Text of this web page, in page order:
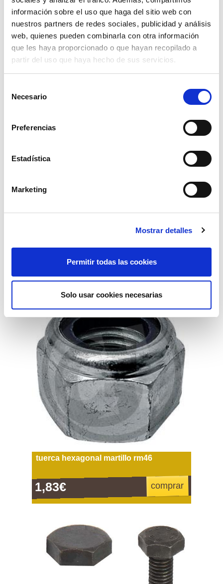
información sobre el uso que haga del sitio web con
nuestros partners de redes sociales, publicidad y análisis
web, quienes pueden combinarla con otra información
que les haya proporcionado o que hayan recopilado a
partir del uso que haya hecho de sus servicios.
Necesario
Preferencias
Estadística
Marketing
Mostrar detalles
Permitir todas las cookies
Solo usar cookies necesarias
tornillo para martillo rm 46
14,50€ comprar
comprar
tuerca hexagonal martillo rm46
1,83€ comprar